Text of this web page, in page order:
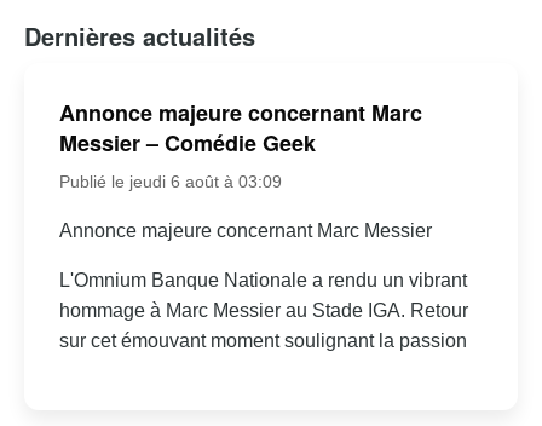
Dernières actualités
Annonce majeure concernant Marc
Messier – Comédie Geek
Publié le jeudi 6 août à 03:09
Annonce majeure concernant Marc Messier
L'Omnium Banque Nationale a rendu un vibrant
hommage à Marc Messier au Stade IGA. Retour
sur cet émouvant moment soulignant la passion